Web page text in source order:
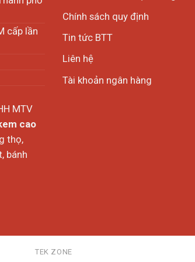
cấp lần
MTV
cao
thọ,
bánh
Chính sách quy định
Tin tức BTT
Liên hệ
Tài khoản ngân hàng
TEK ZONE